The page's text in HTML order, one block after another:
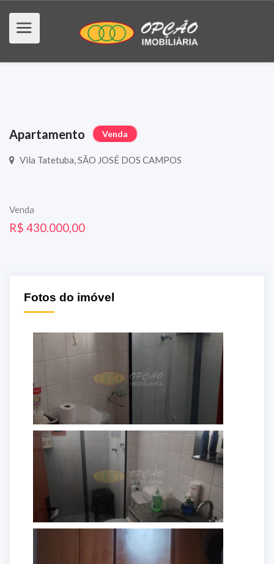
Apartamento Venda
Vila Tatetuba, SÃO JOSÉ DOS CAMPOS
Venda
R$ 430.000,00
Fotos do imóvel